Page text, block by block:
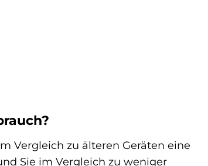
Vergleich zu älteren Geräten eine
Sie im Vergleich zu weniger